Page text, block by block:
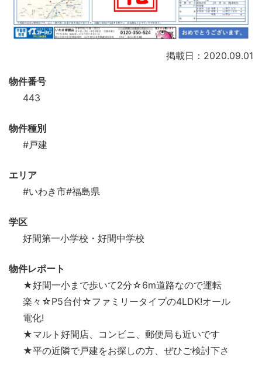
掲載日：2020.09.01
物件番号
443
物件種別
#戸建
エリア
#いわき市#福島県
学区
好間第一小学校・好間中学校
物件レポート
★好間一小まで歩いて2分☆6m道路なので運転
楽々☆P5台付☆ファミリータイプの4LDK!オール
電化!
★マルト好間店、コンビニ、郵便局も近いです
★平の近隣で戸建をお探しの方、ぜひご検討下さ